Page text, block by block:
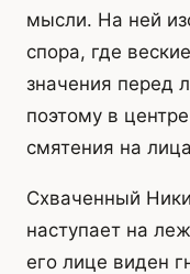
мысли. На ней
спора, где
значения перед
поэтому в
смятения на
Схваченный
наступает на
его лице виден